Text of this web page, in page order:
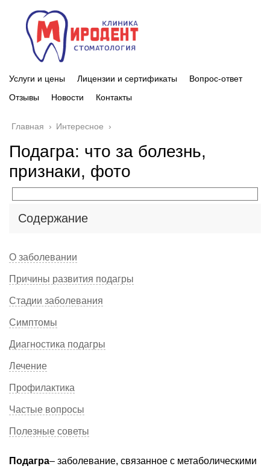
Услуги и цены Лицензии и сертификаты
Вопрос-ответ
Отзывы
Новости Контакты
Главная › Интересное ›
Подагра: что за болезнь,
признаки, фото
Содержание
О заболевании
Причины развития подагры
Стадии заболевания
Симптомы
Диагностика подагры
Лечение
Профилактика
Частые вопросы
Полезные советы
Подагра– заболевание, связанное с метаболическими